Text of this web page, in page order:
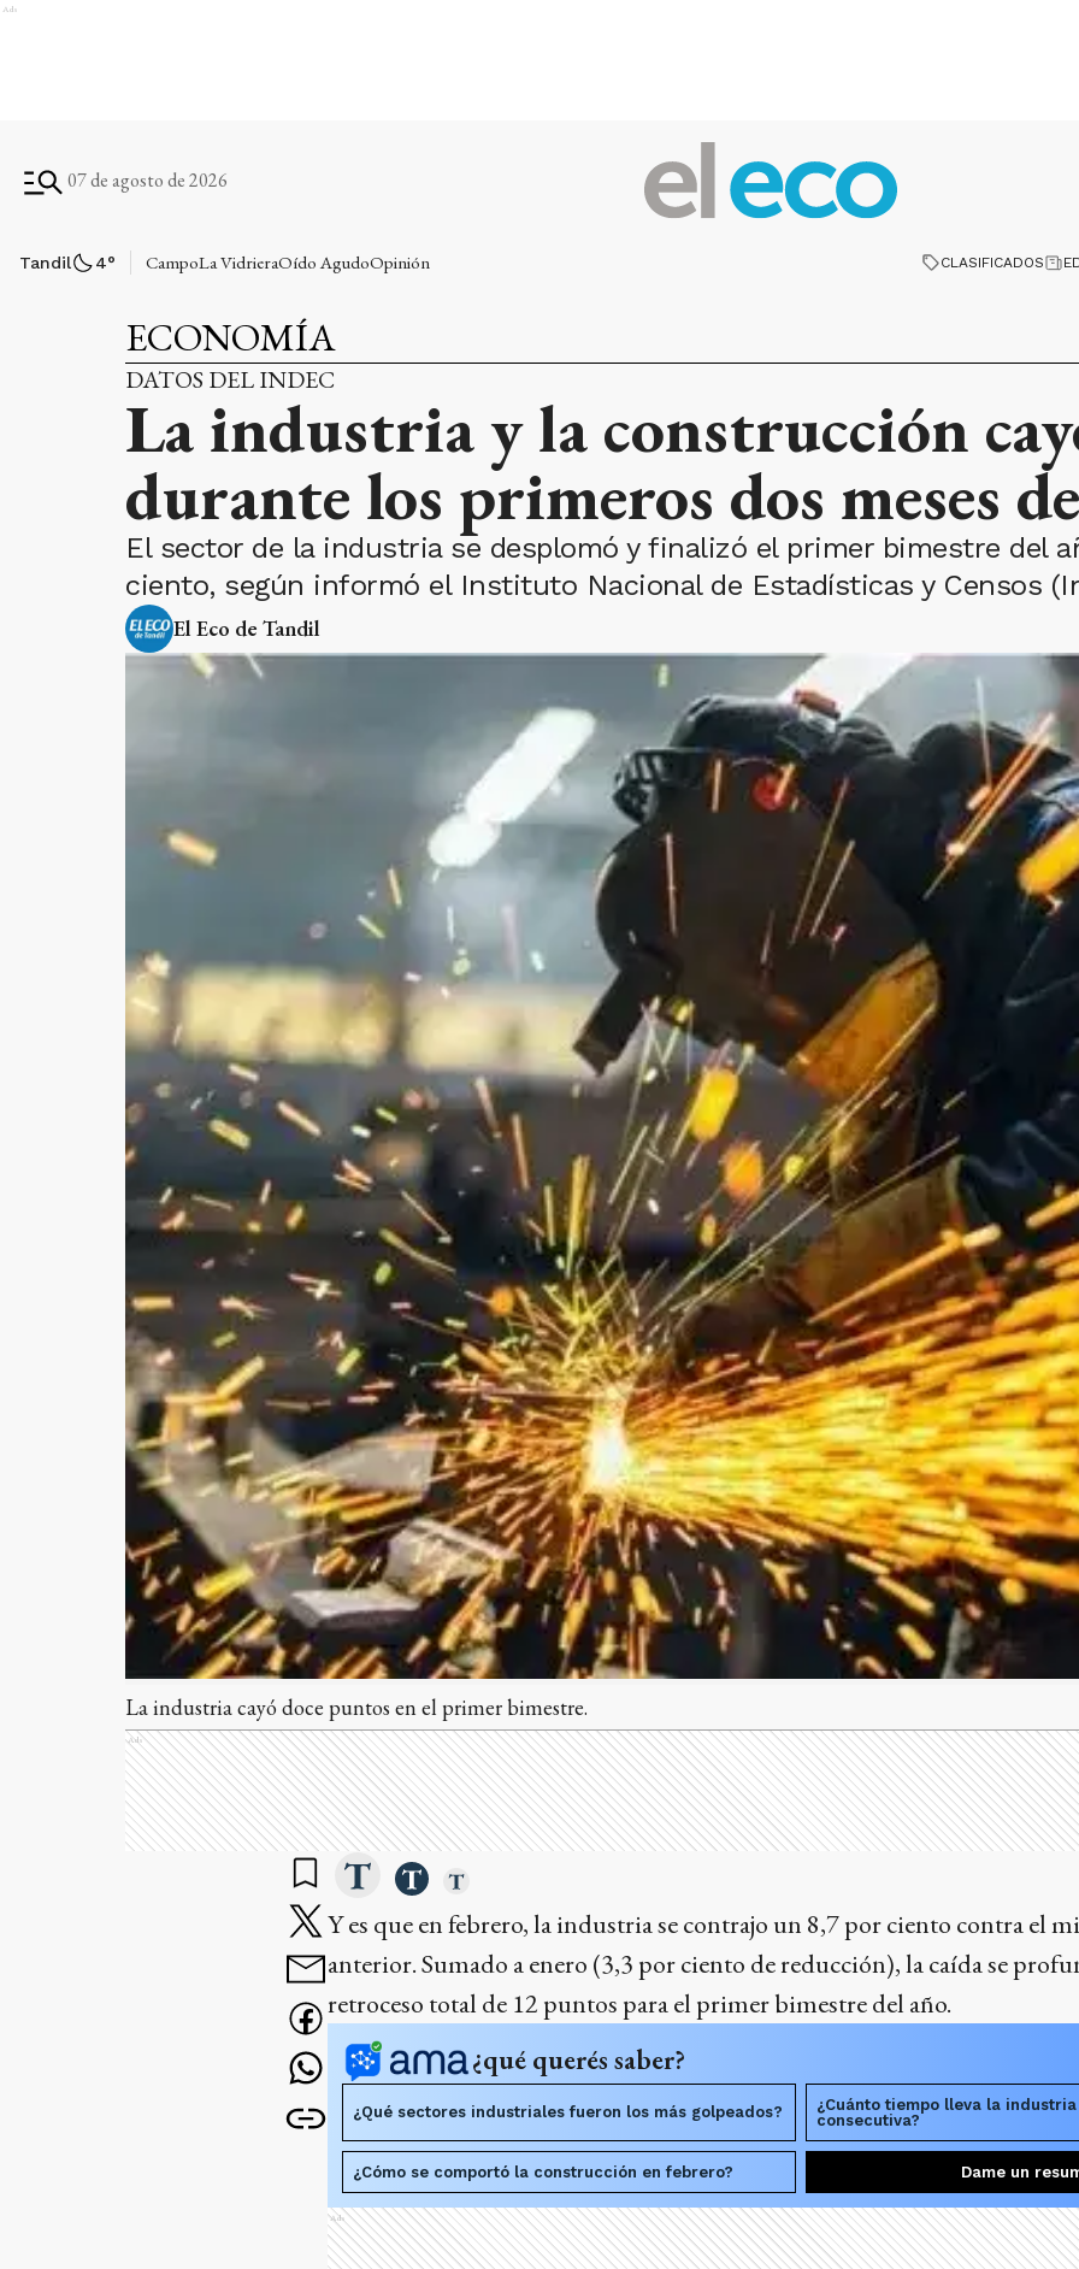
Ads
07 de agosto de 2026
Tandil 4° CampoLa VidrieraOído AgudoOpinión CLASIFICADOS
ECONOMÍA
DATOS DEL INDEC
La industria y la construcción
durante los primeros dos meses
El sector de la industria se desplomó y finalizó el primer bimestre del
ciento, según informó el Instituto Nacional de Estadísticas y Censos
El Eco de Tandil
La industria cayó doce puntos en el primer bimestre.
Ads
Y es que en febrero, la industria se contrajo un 8,7 por ciento contra el
anterior. Sumado a enero (3,3 por ciento de reducción), la caída se
retroceso total de 12 puntos para el primer bimestre del año.
¿qué querés saber?
¿Qué sectores industriales fueron los más golpeados?
¿Cuánto tiempo lleva la
consecutiva?
¿Cómo se comportó la construcción en febrero? Dame un
Ads